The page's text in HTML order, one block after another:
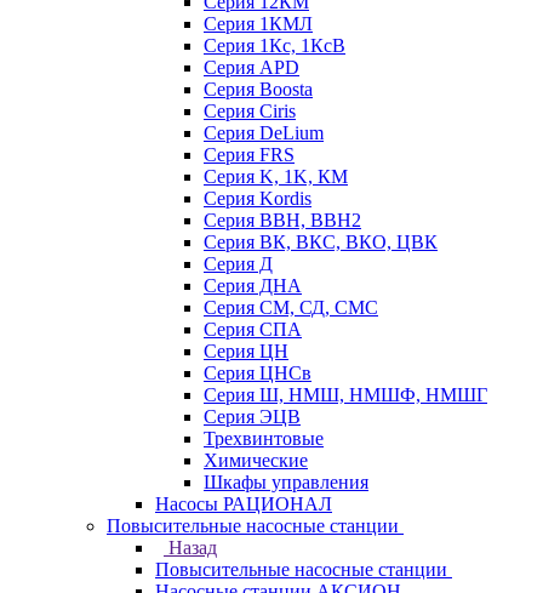
Серия 1КМЛ
Серия 1Кс, 1КсВ
Серия APD
Серия Boosta
Серия Ciris
Серия DeLium
Серия FRS
Серия K, 1K, КМ
Серия Kordis
Серия ВВН, ВВН2
Серия ВК, ВКС, ВКО, ЦВК
Серия Д
Серия ДНА
Серия СМ, СД, СМС
Серия СПА
Серия ЦН
Серия ЦНСв
Серия Ш, НМШ, НМШФ, НМШГ
Серия ЭЦВ
Трехвинтовые
Химические
Шкафы управления
Насосы РАЦИОНАЛ
Повысительные насосные станции
Назад
Повысительные насосные станции